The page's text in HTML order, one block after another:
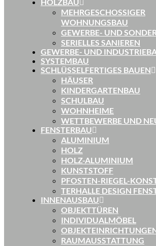
HOLZBAU
MEHRGESCHOSSIGER
WOHNUNGSBAU
GEWERBE- UND
SERIELLES SANIEREN
GEWERBE- UND
SYSTEMBAU
SCHLÜSSELFERTIGES BAUEN
HÄUSER
KINDERGARTENBAU
SCHULBAU
WOHNHEIME
WETTBEWERBE UND
FENSTERBAU
ALUMINIUM
HOLZ
HOLZ-ALUMINIUM
KUNSTSTOFF
PFOSTEN-RIEGEL-
TERHALLE DESIGN
INNENAUSBAU
OBJEKTTÜREN
INDIVIDUALMÖBEL
RAUMAUSSTATTUNG